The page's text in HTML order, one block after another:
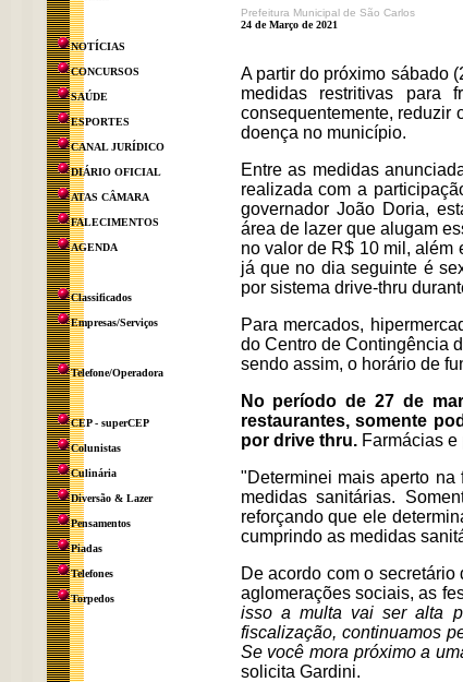
NOTÍCIAS
CONCURSOS
SAÚDE
ESPORTES
CANAL JURÍDICO
DIÁRIO OFICIAL
ATAS CÂMARA
FALECIMENTOS
AGENDA
Classificados
Empresas/Serviços
Telefone/Operadora
CEP - superCEP
Colunistas
Culinária
Diversão & Lazer
Pensamentos
Piadas
Telefones
Torpedos
Prefeitura Municipal de São Carlos
24 de Março de 2021
A partir do próximo sábado
medidas restritivas para
consequentemente, reduzir
doença no município.
Entre as medidas
realizada com a
governador João Doria,
área de lazer que alugam
no valor de R$ 10 mil, além
já que no dia seguinte é
por sistema drive-thru
Para mercados,
do Centro de Contingência
sendo assim, o horário de
No período de 27 de
restaurantes, somente
por drive thru.Farmácias e
"Determinei mais aperto
medidas sanitárias.
reforçando que ele
cumprindo as medidas
De acordo com o
aglomerações sociais, as
isso a multa vai ser alta
fiscalização, continuamos
Se você mora próximo a
solicita Gardini.